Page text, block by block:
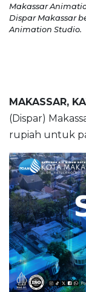
Makassar
Dispar Makassar
Animation Studio.
MAKASSAR,
(Dispar)
rupiah untuk